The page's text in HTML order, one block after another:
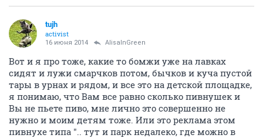
tujh
activist
16 июня 2014 AlisaInGreen
Вот и я про тоже, какие то бомжи уже на лавках
сидят и лужи смарчков потом, бычков и куча пустой
тары в урнах и рядом, и все это на детской площадке,
я понимаю, что Вам все равно сколько пивнушек и
Вы не пьете пиво, мне лично это совершенно не
нужно и моим детям тоже. Или это реклама этом
пивнухе типа ".. тут и парк недалеко, где можно в